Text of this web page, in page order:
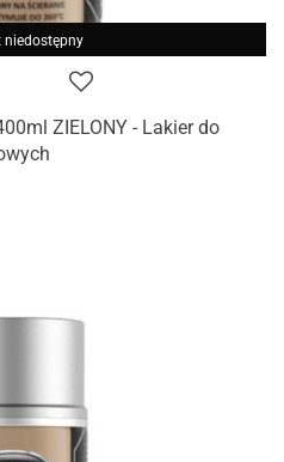
niedostępny
ZIELONY - Lakier do